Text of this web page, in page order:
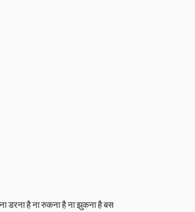
डरना है ना रुकना है ना झुकना है बस